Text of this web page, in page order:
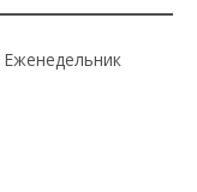
Еженедельник